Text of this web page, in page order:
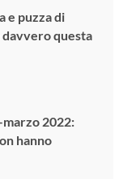
e puzza di
davvero questa
2022:
hanno